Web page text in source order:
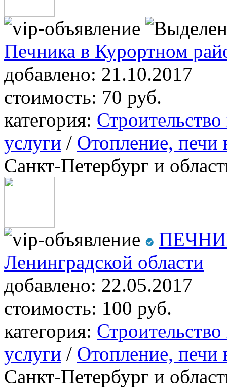
Печника в Курортном
добавлено: 21.10.2017
стоимость: 70 руб.
категория:
услуги / Отопление,
Санкт-Петербург и
Ленинградской области
добавлено: 22.05.2017
стоимость: 100 руб.
категория:
услуги / Отопление,
Санкт-Петербург и